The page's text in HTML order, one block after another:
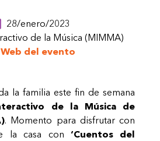
28/enero/2023
de la Música (MIMMA)
Web del evento
la familia este fin de semana
de la Música de
. Momento para disfrutar con
la casa con‘Cuentos del